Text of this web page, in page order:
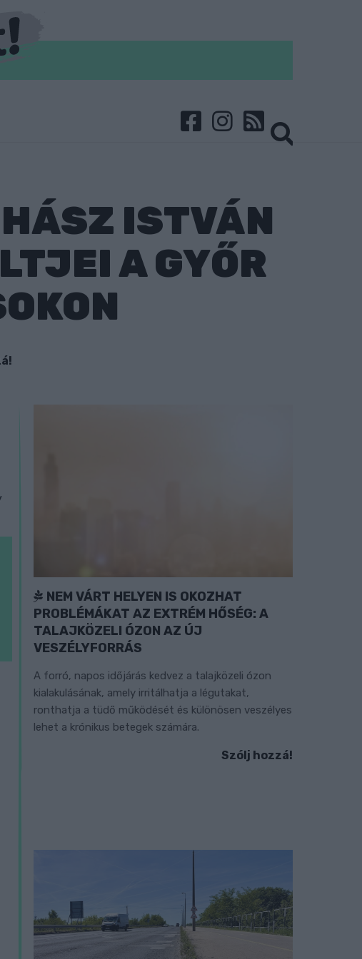
ISTVÁN
A GYŐR
NEM VÁRT HELYEN IS OKOZHAT
PROBLÉMÁKAT AZ EXTRÉM HŐSÉG: A
TALAJKÖZELI ÓZON AZ ÚJ
VESZÉLYFORRÁS
A forró, napos időjárás kedvez a talajközeli ózon
kialakulásának, amely irritálhatja a légutakat,
ronthatja a tüdő működését és különösen veszélyes
lehet a krónikus betegek számára.
Szólj hozzá!